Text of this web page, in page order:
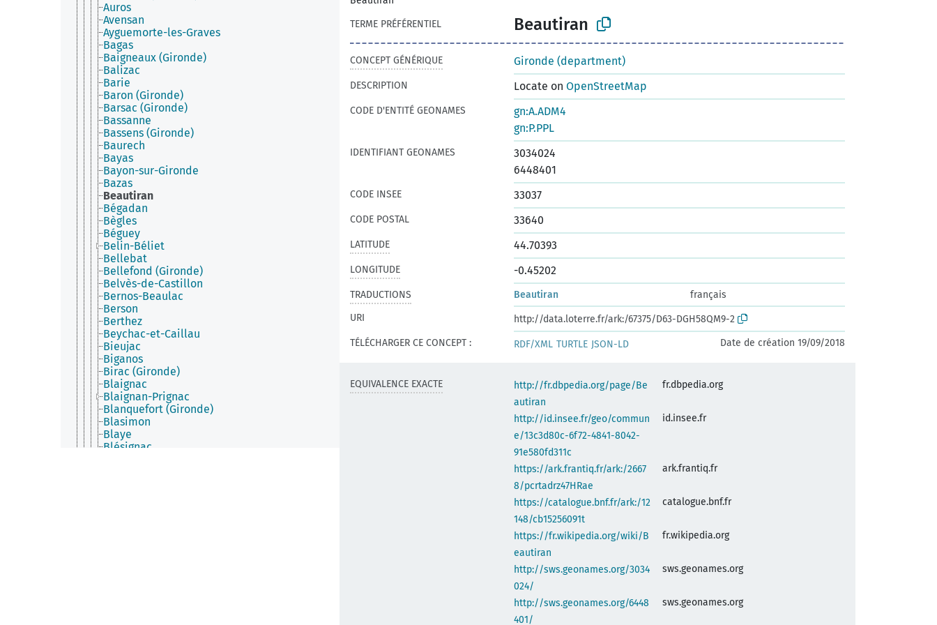
Auros
Avensan
Ayguemorte-les-Graves
Bagas
Baigneaux (Gironde)
Balizac
Barie
Baron (Gironde)
Barsac (Gironde)
Bassanne
Bassens (Gironde)
Baurech
Bayas
Bayon-sur-Gironde
Bazas
Beautiran
Bégadan
Bègles
Béguey
Belin-Béliet
Bellebat
Bellefond (Gironde)
Belvès-de-Castillon
Bernos-Beaulac
Berson
Berthez
Beychac-et-Caillau
Bieujac
Biganos
Birac (Gironde)
Blaignac
Blaignan-Prignac
Blanquefort (Gironde)
Blasimon
Blaye
Blésignac
TERME PRÉFÉRENTIEL
Beautiran
CONCEPT GÉNÉRIQUE Gironde (department)
DESCRIPTION Locate on OpenStreetMap
CODE D'ENTITÉ GEONAMES
gn:A.ADM4
gn:P.PPL
IDENTIFIANT GEONAMES
3034024
6448401
CODE INSEE 33037
CODE POSTAL 33640
LATITUDE 44.70393
LONGITUDE -0.45202
TRADUCTIONS Beautiran
français
URI
http://data.loterre.fr/ark:/67375/D63-DGH58QM9-2
TÉLÉCHARGER CE CONCEPT :
RDF/XML TURTLE JSON-LD Date de création 19/09/2018
EQUIVALENCE EXACTE
http://fr.dbpedia.org/page/Be
autiran
fr.dbpedia.org
http://id.insee.fr/geo/commun
e/13c3d80c-6f72-4841-8042-
91e580fd311c
id.insee.fr
https://ark.frantiq.fr/ark:/2667
8/pcrtadrz47HRae
ark.frantiq.fr
https://catalogue.bnf.fr/ark:/12
148/cb15256091t
catalogue.bnf.fr
https://fr.wikipedia.org/wiki/B
eautiran
fr.wikipedia.org
http://sws.geonames.org/3034
024/
sws.geonames.org
http://sws.geonames.org/6448
401/
sws.geonames.org